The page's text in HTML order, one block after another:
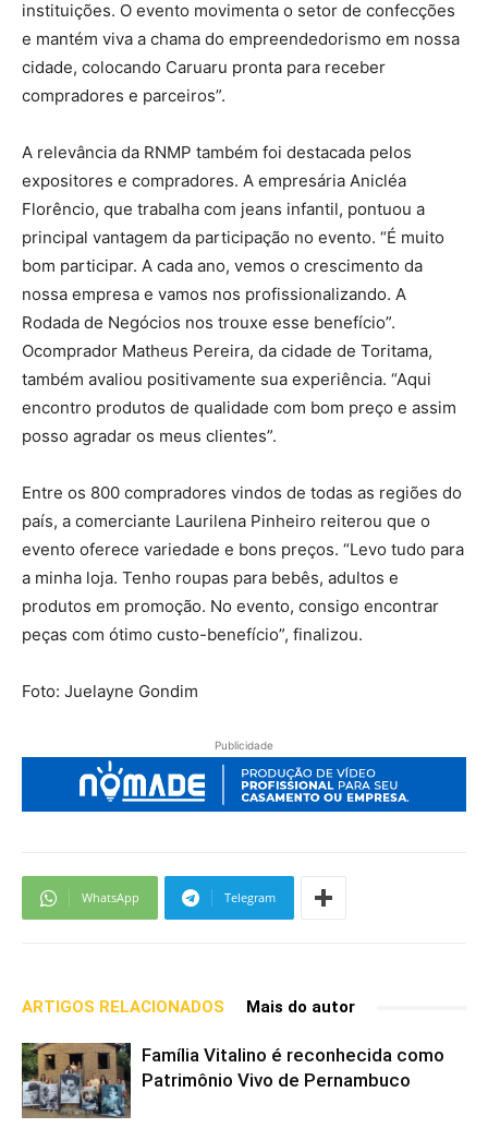
instituições. O evento movimenta o setor de confecções
e mantém viva a chama do empreendedorismo em nossa
cidade, colocando Caruaru pronta para receber
compradores e parceiros”.
A relevância da RNMP também foi destacada pelos
expositores e compradores. A empresária Anicléa
Florêncio, que trabalha com jeans infantil, pontuou a
principal vantagem da participação no evento. “É muito
bom participar. A cada ano, vemos o crescimento da
nossa empresa e vamos nos profissionalizando. A
Rodada de Negócios nos trouxe esse benefício”.
Ocomprador Matheus Pereira, da cidade de Toritama,
também avaliou positivamente sua experiência. “Aqui
encontro produtos de qualidade com bom preço e assim
posso agradar os meus clientes”.
Entre os 800 compradores vindos de todas as regiões do
país, a comerciante Laurilena Pinheiro reiterou que o
evento oferece variedade e bons preços. “Levo tudo para
a minha loja. Tenho roupas para bebês, adultos e
produtos em promoção. No evento, consigo encontrar
peças com ótimo custo-benefício”, finalizou.
Foto: Juelayne Gondim
Publicidade
WhatsApp Telegram
ARTIGOS RELACIONADOS Mais do autor
Família Vitalino é reconhecida como
Patrimônio Vivo de Pernambuco